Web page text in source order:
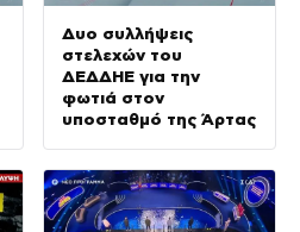
Δυο συλλήψεις
στελεχών του
ΔΕΔΔΗΕ για την
φωτιά στον
υποσταθμό της Άρτας